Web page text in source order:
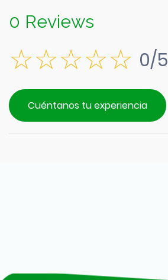
0 Reviews
0/5
Cuéntanos tu experiencia